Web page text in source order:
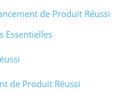
de Produit Réussi
Essentielles
de Produit Réussi